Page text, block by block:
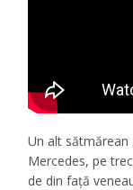
Un alt sătmărean
Mercedes, pe
de din faţă